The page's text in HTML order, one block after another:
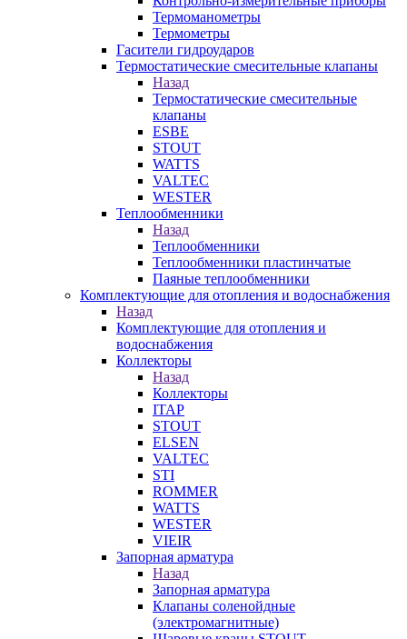
Термоманометры
Термометры
Гасители гидроударов
Термостатические смесительные клапаны
Назад
Термостатические смесительные
клапаны
ESBE
STOUT
WATTS
VALTEC
WESTER
Теплообменники
Назад
Теплообменники
Теплообменники пластинчатые
Паяные теплообменники
Комплектующие для отопления и водоснабжения
Назад
Комплектующие для отопления и
водоснабжения
Коллекторы
Назад
Коллекторы
ITAP
STOUT
ELSEN
VALTEC
STI
ROMMER
WATTS
WESTER
VIEIR
Запорная арматура
Назад
Запорная арматура
Клапаны соленойдные
(электромагнитные)